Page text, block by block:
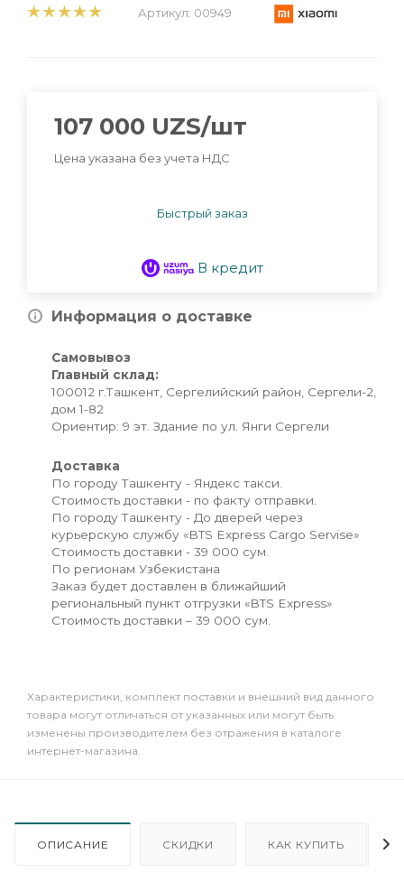
Артикул: 00949
107 000 UZS/шт
Цена указана без учета НДС
Быстрый заказ
В кредит
Информация о доставке
Самовывоз
Главный склад:
100012 г.Ташкент, Сергелийский район, Сергели-2,
дом 1-82
Ориентир: 9 эт. Здание по ул. Янги Сергели
Доставка
По городу Ташкенту - Яндекс такси.
Стоимость доставки - по факту отправки.
По городу Ташкенту - До дверей через
курьерскую службу «BTS Express Cargo Servise»
Стоимость доставки - 39 000 сум.
По регионам Узбекистана
Заказ будет доставлен в ближайший
региональный пункт отгрузки «BTS Express»
Стоимость доставки – 39 000 сум.
Xарактеристики, комплект поставки и внешний вид данного
товара могут отличаться от указанных или могут быть
изменены производителем без отражения в каталоге
интернет-магазина.
ОПИСАНИЕ СКИДКИ КАК КУПИТЬ